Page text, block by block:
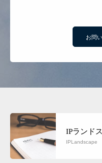
お問
IPランド
IPLandscape